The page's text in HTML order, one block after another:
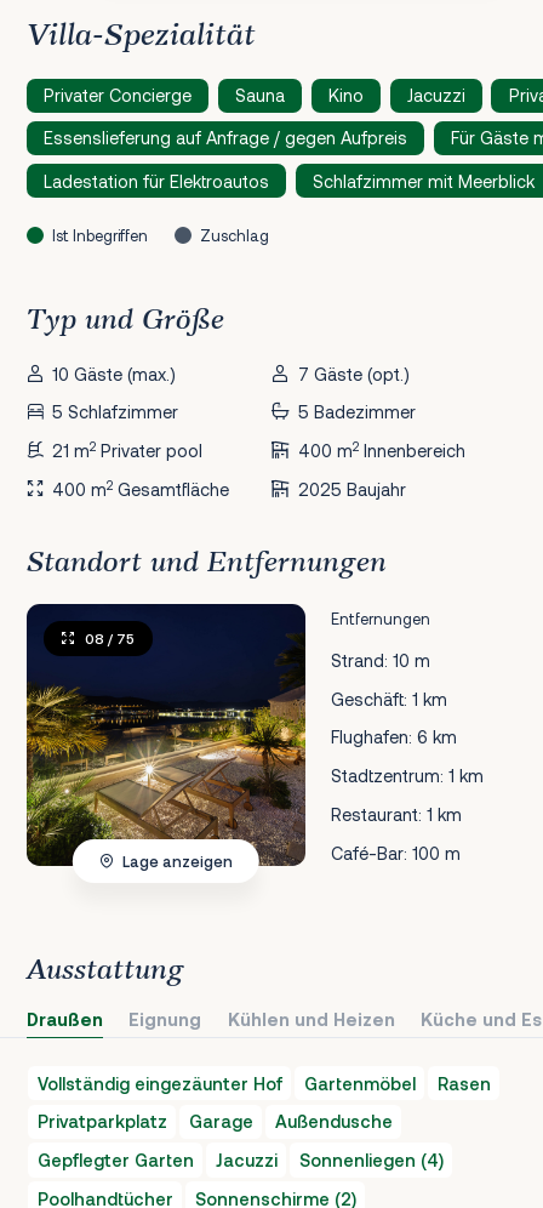
Villa-Spezialität
Privater Concierge Sauna Kino Jacuzzi
Essenslieferung auf Anfrage / gegen Aufpreis Für Gäste
Ladestation für Elektroautos Schlafzimmer mit Meerblick
Ist Inbegriffen Zuschlag
Typ und Größe
10 Gäste (max.)
7 Gäste (opt.)
5 Schlafzimmer
5 Badezimmer
21 m2 Privater pool 400 m2Innenbereich
400 m2 Gesamtfläche 2025 Baujahr
Standort und Entfernungen
Entfernungen
Strand: 10 m
Geschäft: 1 km
Flughafen: 6 km
Stadtzentrum: 1 km
Restaurant: 1 km
Café-Bar: 100 m
08 / 75
Lage anzeigen
Ausstattung
Draußen Eignung Kühlen und Heizen Küche und
Vollständig eingezäunter Hof Gartenmöbel
Rasen
Privatparkplatz
Garage
Außendusche
Gepflegter Garten
Jacuzzi
Sonnenliegen (4)
Poolhandtücher
Sonnenschirme (2)